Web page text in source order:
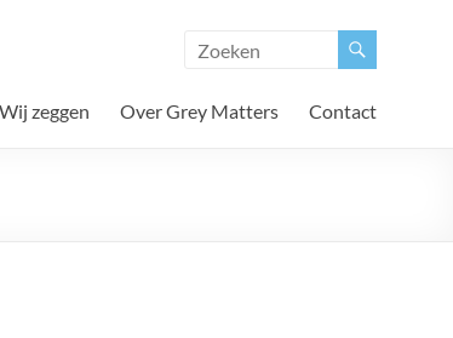
Wij zeggen Over Grey Matters Contact